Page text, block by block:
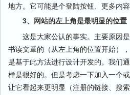
地方。它可能是个登陆按钮、更多内
3、网站的左上角是最明显的位置
这是大家公认的事实。主要原因是
书读文章的（从左上角的位置开始）
是基于此方法进行设计开发的。我们
样是很好的。但是考虑一下加入一个
让它看起来更明显（注册的链接、搜